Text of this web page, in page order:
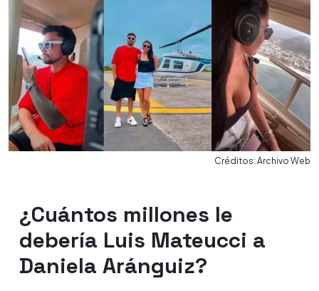
Créditos: Archivo Web
¿Cuántos millones le
debería Luis Mateucci a
Daniela Aránguiz?